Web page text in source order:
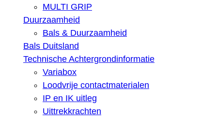
MULTI GRIP
Duurzaamheid
Bals & Duurzaamheid
Bals Duitsland
Technische Achtergrondinformatie
Variabox
Loodvrije contactmaterialen
IP en IK uitleg
Uittrekkrachten